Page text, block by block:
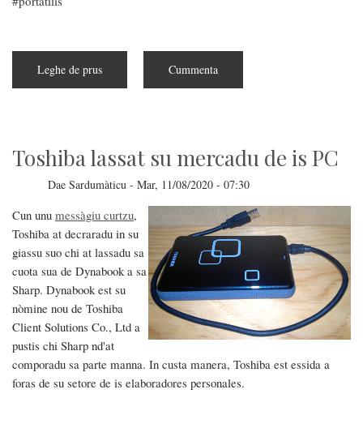
Leghe de prus
Europea
universale
Cummenta
Toshiba lassat su mercadu de is PC
Dae Sardumàticu - Mar, 11/08/2020 - 07:30
Cun unu messàgiu curtzu,
Toshiba at decraradu in su
giassu suo chi at lassadu sa
cuota sua de Dynabook a sa
Sharp. Dynabook est su
nòmine nou de Toshiba
Client Solutions Co., Ltd a
pustis chi Sharp nd'at
comporadu sa parte manna. In custa manera, Toshiba est essida a
foras de su setore de is elaboradores personales.